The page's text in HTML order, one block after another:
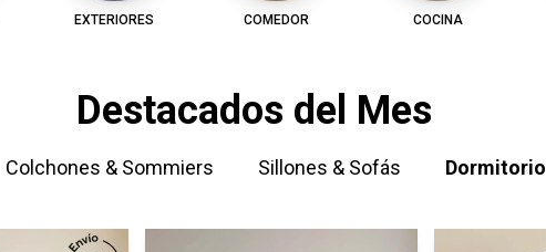
EXTERIORES COMEDOR COCINA
Destacados del Mes
Colchones & Sommiers Sillones & Sofás Dormitorio